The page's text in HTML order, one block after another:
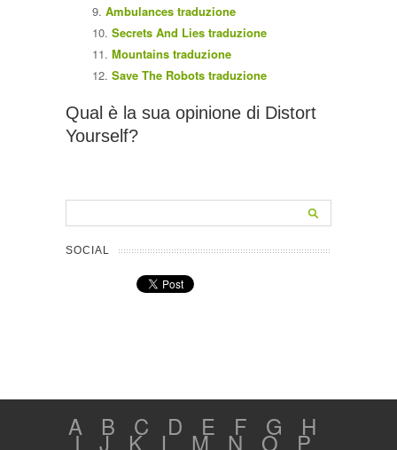
Ambulances traduzione
Secrets And Lies traduzione
Mountains traduzione
Save The Robots traduzione
Qual è la sua opinione di Distort
Yourself?
SOCIAL
A B C D E F G H
I J K L M N O P